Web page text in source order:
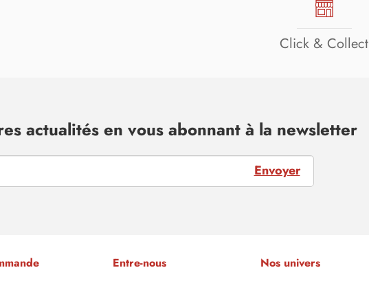
Click & Collect
actualités en vous abonnant à la newsletter
Envoyer
Entre-nous Nos univers